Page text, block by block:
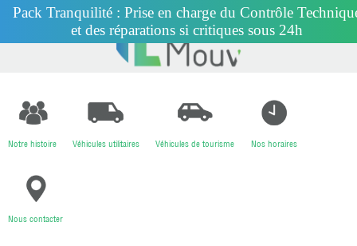
Pack Tranquilité : Prise en charge du Contrôle
et des réparations si critiques sous 24h
Notre histoire Véhicules utilitaires Véhicules de tourisme Nos horaires
Nous contacter